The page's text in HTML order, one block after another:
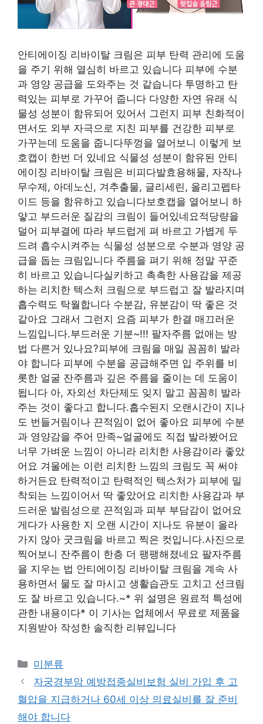
안티에이징 리바이탈 크림은 피부 탄력 관리에 도움
을 주기 위해 열심히 바르고 있습니다 피부에 수분
과 영양 공급을 도와주는 것 같습니다 투명하고 탄
력있는 피부로 가꾸어 줍니다 다양한 자연 유래 식
물성 성분이 함유되어 있어서 그런지 피부 친화적이
면서도 외부 자극으로 지친 피부를 건강한 피부로
가꾸는데 도움을 줍니다뚜껑을 열어보니 이렇게 보
호캡이 한번 더 있네요 식물성 성분이 함유된 안티
에이징 리바이탈 크림은 비피다발효용해물, 자작나
무수제, 아데노신, 겨추출물, 글리세린, 올리고펩타
이드 등을 함유하고 있습니다보호캡을 열어보니 하
얗고 부드러운 질감의 크림이 들어있네요적당량을
덜어 피부결에 따라 부드럽게 펴 바르고 가볍게 두
드려 흡수시켜주는 식물성 성분으로 수분과 영양 공
급을 돕는 크림입니다 주름을 펴기 위해 정말 꾸준
히 바르고 있습니다실키하고 촉촉한 사용감을 제공
하는 리치한 텍스처 크림으로 부드럽고 잘 발라지며
흡수력도 탁월합니다 수분감, 유분감이 딱 좋은 것
같아요 그래서 그런지 요즘 피부가 한결 매끄러운
느낌입니다.부드러운 기분~!!! 팔자주름 없애는 방
법 다른거 있나요?피부에 크림을 매일 꼼꼼히 발라
야 합니다 피부에 수분을 공급해주면 입 주위를 비
롯한 얼굴 잔주름과 깊은 주름을 줄이는 데 도움이
됩니다 아, 자외선 차단제도 잊지 말고 꼼꼼히 발라
주는 것이 좋다고 합니다.흡수된지 오랜시간이 지나
도 번들거림이나 끈적임이 없어 좋아요 피부에 수분
과 영양감을 주어 만족~얼굴에도 직접 발라봤어요
너무 가벼운 느낌이 아니라 리치한 사용감이라 좋았
어요 겨울에는 이런 리치한 느낌의 크림도 꼭 써야
하거든요 탄력적이고 탄력적인 텍스처가 피부에 밀
착되는 느낌이어서 딱 좋았어요 리치한 사용감과 부
드러운 발림성으로 끈적임과 피부 부담감이 없어요
게다가 사용한 지 오랜 시간이 지나도 유분이 올라
가지 않아 굿크림을 바르고 찍은 컷입니다.사진으로
찍어보니 잔주름이 한층 더 팽팽해졌네요 팔자주름
을 지우는 법 안티에이징 리바이탈 크림을 계속 사
용하면서 물도 잘 마시고 생활습관도 고치고 선크림
도 잘 바르고 있습니다.~* 위 설명은 원료적 특성에
관한 내용이다* 이 기사는 업체에서 무료로 제품을
지원받아 작성한 솔직한 리뷰입니다
Categories
미분류
자궁경부암 예방접종실비보험 실비 가입 후 고
혈압을 지급하거나 60세 이상 의료실비를 잘 준비
해야 합니다